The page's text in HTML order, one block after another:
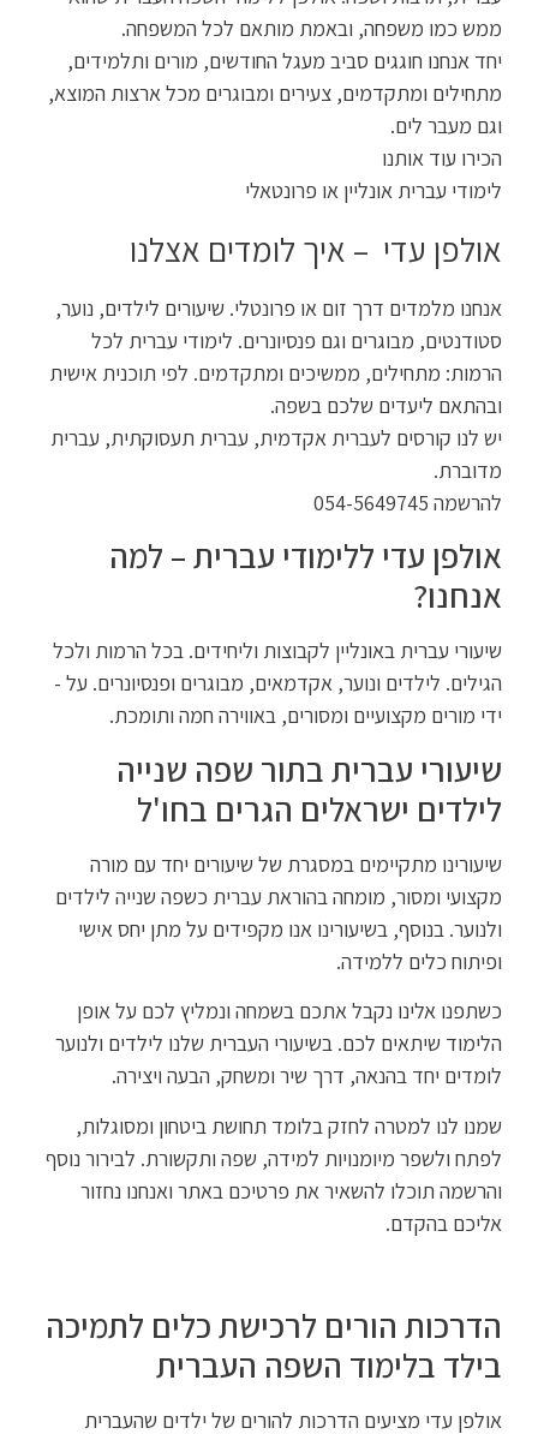
ממש כמו משפחה, ובאמת מותאם לכל המשפחה.
יחד אנחנו חוגגים סביב מעגל החודשים, מורים ותלמידים,
מתחילים ומתקדמים, צעירים ומבוגרים מכל ארצות המוצא,
וגם מעבר לים.
הכירו עוד אותנו
לימודי עברית אונליין או פרונטאלי
אולפן עדי – איך לומדים אצלנו
אנחנו מלמדים דרך זום או פרונטלי. שיעורים לילדים, נוער,
סטודנטים, מבוגרים וגם פנסיונרים. לימודי עברית לכל
הרמות: מתחילים, ממשיכים ומתקדמים. לפי תוכנית אישית
ובהתאם ליעדים שלכם בשפה.
יש לנו קורסים לעברית אקדמית, עברית תעסוקתית, עברית
מדוברת.
להרשמה 054-5649745
אולפן עדי ללימודי עברית – למה
אנחנו?
שיעורי עברית באונליין לקבוצות וליחידים. בכל הרמות ולכל
הגילים. לילדים ונוער, אקדמאים, מבוגרים ופנסיונרים. על -
ידי מורים מקצועיים ומסורים, באווירה חמה ותומכת.
שיעורי עברית בתור שפה שנייה
לילדים ישראלים הגרים בחו'ל
שיעורינו מתקיימים במסגרת של שיעורים יחד עם מורה
מקצועי ומסור, מומחה בהוראת עברית כשפה שנייה לילדים
ולנוער. בנוסף, בשיעורינו אנו מקפידים על מתן יחס אישי
ופיתוח כלים ללמידה.
כשתפנו אלינו נקבל אתכם בשמחה ונמליץ לכם על אופן
הלימוד שיתאים לכם. בשיעורי העברית שלנו לילדים ולנוער
לומדים יחד בהנאה, דרך שיר ומשחק, הבעה ויצירה.
שמנו לנו למטרה לחזק בלומד תחושת ביטחון ומסוגלות,
לפתח ולשפר מיומנויות למידה, שפה ותקשורת. לבירור נוסף
והרשמה תוכלו להשאיר את פרטיכם באתר ואנחנו נחזור
אליכם בהקדם.
הדרכות הורים לרכישת כלים לתמיכה
בילד בלימוד השפה העברית
אולפן עדי מציעים הדרכות להורים של ילדים שהעברית